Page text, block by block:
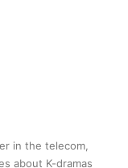
in the telecom,
about K-dramas